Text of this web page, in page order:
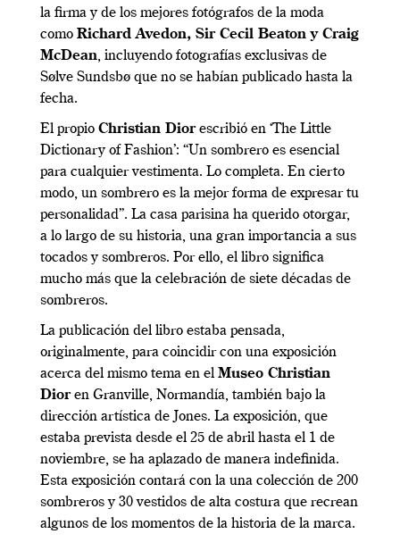
la firma y de los mejores fotógrafos de la moda
como Richard Avedon, Sir Cecil Beaton y Craig
McDean, incluyendo fotografías exclusivas de
Sølve Sundsbø que no se habían publicado hasta la
fecha.
El propio Christian Diorescribió en ‘The Little
Dictionary of Fashion’: “Un sombrero es esencial
para cualquier vestimenta. Lo completa. En cierto
modo, un sombrero es la mejor forma de expresar tu
personalidad”. La casa parisina ha querido otorgar,
a lo largo de su historia, una gran importancia a sus
tocados y sombreros. Por ello, el libro significa
mucho más que la celebración de siete décadas de
sombreros.
La publicación del libro estaba pensada,
originalmente, para coincidir con una exposición
acerca del mismo tema en el Museo Christian
Dioren Granville, Normandía, también bajo la
dirección artística de Jones. La exposición, que
estaba prevista desde el 25 de abril hasta el 1 de
noviembre, se ha aplazado de manera indefinida.
Esta exposición contará con la una colección de 200
sombreros y 30 vestidos de alta costura que recrean
algunos de los momentos de la historia de la marca.